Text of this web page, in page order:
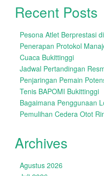
Recent Posts
Pesona Atlet Berprestasi
Penerapan Protokol
Cuaca Bukittinggi
Jadwal Pertandingan
Penjaringan Pemain
Tenis BAPOMI Bukittinggi
Bagaimana Penggunaan
Pemulihan Cedera Otot
Archives
Agustus 2026